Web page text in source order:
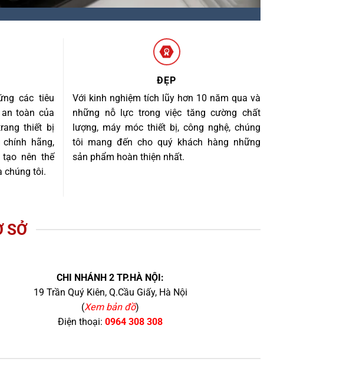
các tiêu
toàn của
thiết bị
hãng,
nên thế
chúng tôi.
ĐẸP
Với kinh nghiệm tích lũy hơn 10 năm qua và
những nỗ lực trong việc tăng cường chất
lượng, máy móc thiết bị, công nghệ, chúng
tôi mang đến cho quý khách hàng những
sản phẩm hoàn thiện nhất.
SỞ
CHI NHÁNH 2 TP.HÀ NỘI:
19 Trần Quý Kiên, Q.Cầu Giấy, Hà Nội
(Xem bản đồ)
Điện thoại: 0964 308 308